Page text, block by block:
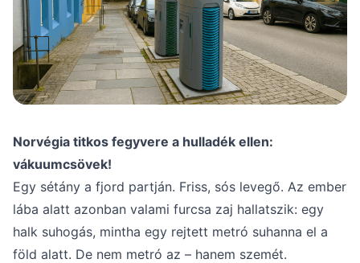
Norvégia titkos fegyvere a hulladék ellen:
vákuumcsövek!
Egy sétány a fjord partján. Friss, sós levegő. Az ember
lába alatt azonban valami furcsa zaj hallatszik: egy
halk suhogás, mintha egy rejtett metró suhanna el a
föld alatt. De nem metró az – hanem szemét.